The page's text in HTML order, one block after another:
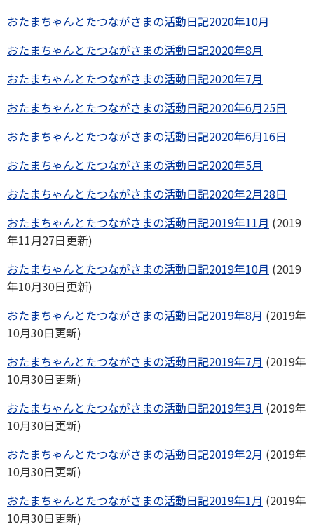
おたまちゃんとたつながさまの活動日記2020年10月
おたまちゃんとたつながさまの活動日記2020年8月
おたまちゃんとたつながさまの活動日記2020年7月
おたまちゃんとたつながさまの活動日記2020年6月25日
おたまちゃんとたつながさまの活動日記2020年6月16日
おたまちゃんとたつながさまの活動日記2020年5月
おたまちゃんとたつながさまの活動日記2020年2月28日
おたまちゃんとたつながさまの活動日記2019年11月 (2019
年11月27日更新)
おたまちゃんとたつながさまの活動日記2019年10月 (2019
年10月30日更新)
おたまちゃんとたつながさまの活動日記2019年8月 (2019年
10月30日更新)
おたまちゃんとたつながさまの活動日記2019年7月 (2019年
10月30日更新)
おたまちゃんとたつながさまの活動日記2019年3月 (2019年
10月30日更新)
おたまちゃんとたつながさまの活動日記2019年2月 (2019年
10月30日更新)
おたまちゃんとたつながさまの活動日記2019年1月 (2019年
10月30日更新)